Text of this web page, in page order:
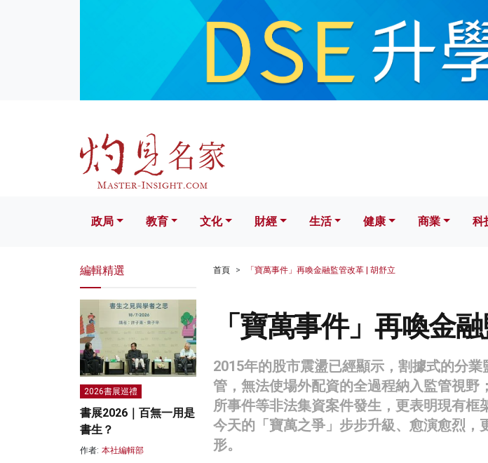
文化 財經 生活 健康 科
政局 教育 文化 財經 生活 健康 商業 科
首頁 「寶萬事件」再喚金融監管改革 | 胡舒立
「寶萬事件」再喚金
2015年的股市震盪已經顯示，割據式的分
管，無法使場外配資的全過程納入監管視野
所事件等非法集資案件發生，更表明現有框
今天的「寶萬之爭」步步升級、愈演愈烈，
形。
編輯精選
2026書展巡禮
書展2026｜百無一用是
書生？
作者: 本社編輯部